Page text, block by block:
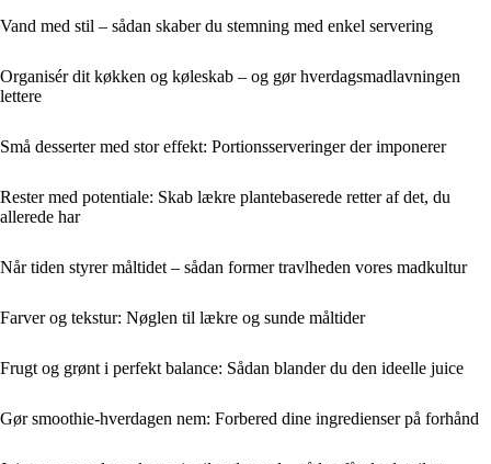
Vand med stil – sådan skaber du stemning med enkel servering
Organisér dit køkken og køleskab – og gør hverdagsmadlavningen
lettere
Små desserter med stor effekt: Portionsserveringer der imponerer
Rester med potentiale: Skab lækre plantebaserede retter af det, du
allerede har
Når tiden styrer måltidet – sådan former travlheden vores madkultur
Farver og tekstur: Nøglen til lækre og sunde måltider
Frugt og grønt i perfekt balance: Sådan blander du den ideelle juice
Gør smoothie-hverdagen nem: Forbered dine ingredienser på forhånd